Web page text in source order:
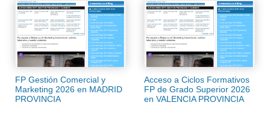
FP Gestión Comercial y
Marketing 2026 en MADRID
PROVINCIA
Acceso a Ciclos Formativos
FP de Grado Superior 2026
en VALENCIA PROVINCIA